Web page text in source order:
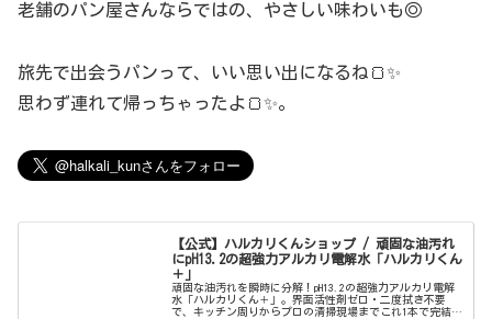
老舗のパン屋さんならではの、やさしい味わいも◎
旅先で出会うパンって、いい思い出になるね🍞✨
思わず連れて帰っちゃったよ🍞✨。
【公式】ハルカリくんショップ / 頑固な油汚れ
にpH13.2の超強力アルカリ電解水「ハルカリくん
＋」
頑固な油汚れを瞬時に分解！pH13.2の超強力アルカリ電解
水「ハルカリくん＋」。界面活性剤ゼロ・二度拭き不要
で、キッチン周りからプロの清掃現場までこれ1本で完結。